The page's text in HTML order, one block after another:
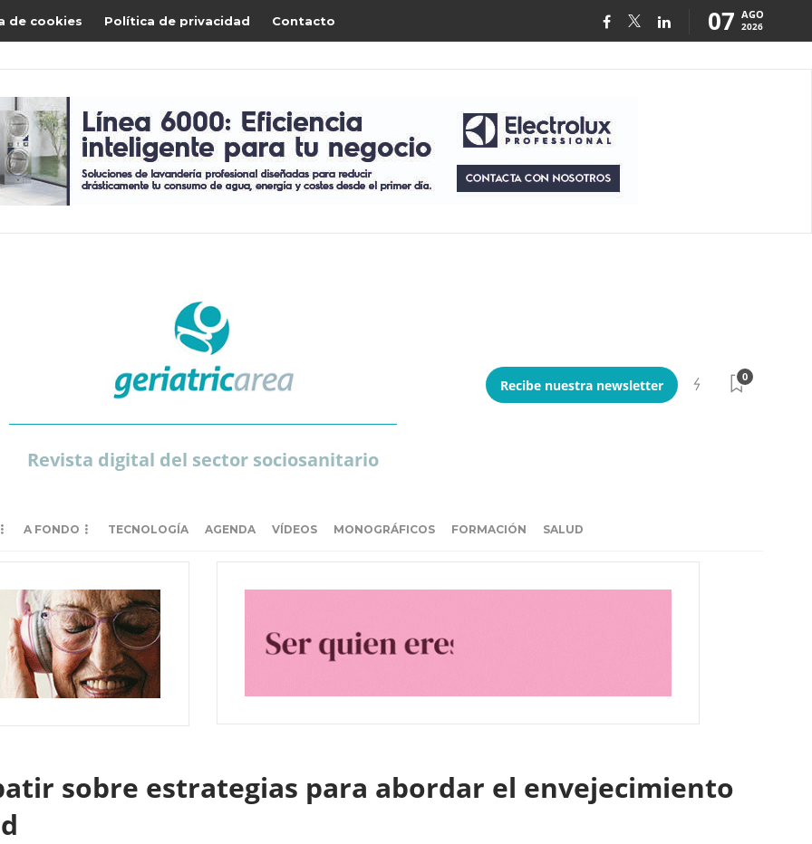
de cookies Política de privacidad Contacto 07 AGO
2026
Revista digital del sector sociosanitario
Recibe nuestra newsletter
0
A FONDO TECNOLOGÍA AGENDA VÍDEOS MONOGRÁFICOS FORMACIÓN SALUD
sobre estrategias para abordar el envejecimiento